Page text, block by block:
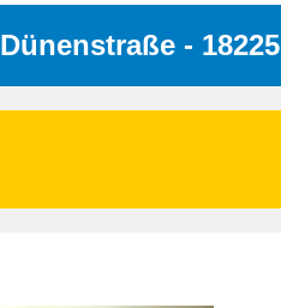
Dünenstraße - 18225